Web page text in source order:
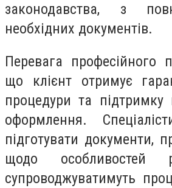
законодавства, з
необхідних документів.
Перевага професійного
що клієнт отримує
процедури та підтримку
оформлення.
підготувати документи,
щодо особливостей
супроводжуватимуть